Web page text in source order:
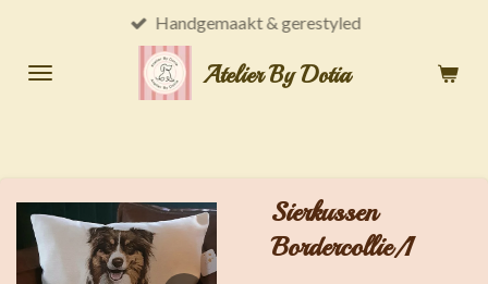
naar
Atelier By Dotia
Handgemaakt & gerestyled
Sierkussen
Bordercollie/1